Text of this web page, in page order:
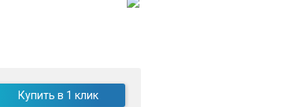
Купить в 1 клик